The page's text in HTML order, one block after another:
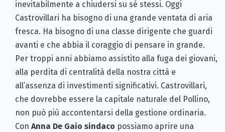
inevitabilmente a chiudersi su sé stessi. Oggi
Castrovillari ha bisogno di una grande ventata di aria
fresca. Ha bisogno di una classe dirigente che guardi
avanti e che abbia il coraggio di pensare in grande.
Per troppi anni abbiamo assistito alla fuga dei giovani,
alla perdita di centralità della nostra città e
all’assenza di investimenti significativi. Castrovillari,
che dovrebbe essere la capitale naturale del Pollino,
non può più accontentarsi della gestione ordinaria.
Con Anna De Gaio sindaco possiamo aprire una